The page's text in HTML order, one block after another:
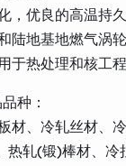
，优良的高温持久
陆地基地燃气涡
于热处理和核工程
种：
材、冷轧丝材、
轧(锻)棒材、冷